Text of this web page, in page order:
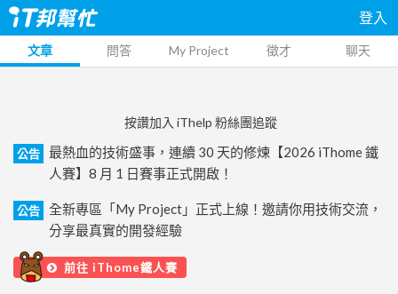
登入
文章 問答 My Project 徵才 聊天
按讚加入 iThelp 粉絲團追蹤
公告
最熱血的技術盛事，連續 30 天的修煉【2026 iThome 鐵
人賽】8 月 1 日賽事正式開啟！
公告
全新專區「My Project」正式上線！邀請你用技術交流，
分享最真實的開發經驗
前往 iThome鐵人賽